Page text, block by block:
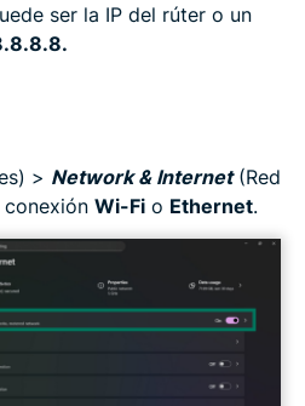
ser la IP del rúter o un
> Network & Internet(Red
Wi-Fi o Ethernet.